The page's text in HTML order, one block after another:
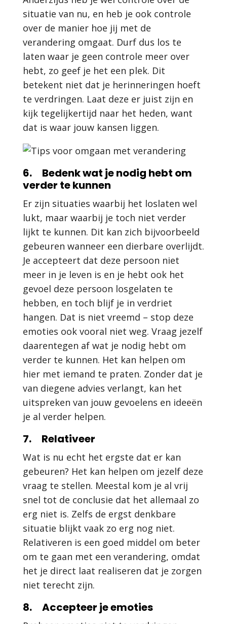
situatie van nu, en heb je ook controle
over de manier hoe jij met de
verandering omgaat. Durf dus los te
laten waar je geen controle meer over
hebt, zo geef je het een plek. Dit
betekent niet dat je herinneringen hoeft
te verdringen. Laat deze er juist zijn en
kijk tegelijkertijd naar het heden, want
dat is waar jouw kansen liggen.
6. Bedenk wat je nodig hebt om
verder te kunnen
Er zijn situaties waarbij het loslaten wel
lukt, maar waarbij je toch niet verder
lijkt te kunnen. Dit kan zich bijvoorbeeld
gebeuren wanneer een dierbare overlijdt.
Je accepteert dat deze persoon niet
meer in je leven is en je hebt ook het
gevoel deze persoon losgelaten te
hebben, en toch blijf je in verdriet
hangen. Dat is niet vreemd – stop deze
emoties ook vooral niet weg. Vraag jezelf
daarentegen af wat je nodig hebt om
verder te kunnen. Het kan helpen om
hier met iemand te praten. Zonder dat je
van diegene advies verlangt, kan het
uitspreken van jouw gevoelens en ideeën
je al verder helpen.
7. Relativeer
Wat is nu echt het ergste dat er kan
gebeuren? Het kan helpen om jezelf deze
vraag te stellen. Meestal kom je al vrij
snel tot de conclusie dat het allemaal zo
erg niet is. Zelfs de ergst denkbare
situatie blijkt vaak zo erg nog niet.
Relativeren is een goed middel om beter
om te gaan met een verandering, omdat
het je direct laat realiseren dat je zorgen
niet terecht zijn.
8. Accepteer je emoties